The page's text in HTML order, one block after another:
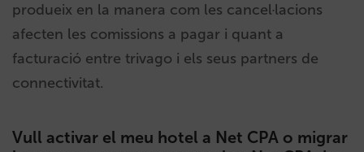
produeix en la manera com les cancel·lacions
afecten les comissions a pagar i quant a
facturació entre trivago i els seus partners de
connectivitat.
Vull activar el meu hotel a Net CPA o migrar